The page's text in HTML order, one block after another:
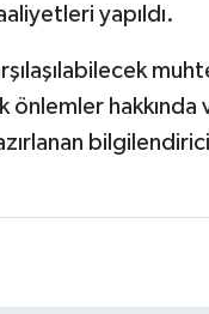
yapıldı.
önlemler